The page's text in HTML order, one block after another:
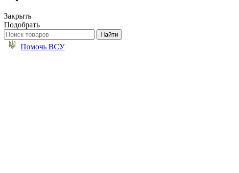
Закрыть
Подобрать
Помочь ВСУ